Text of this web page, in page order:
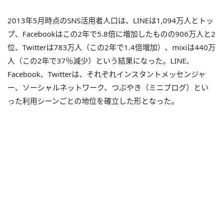
2013年5月時点のSNS活用者人口は、LINEは1,094万人とトッ
プ、Facebookはこの2年で5.8倍に増加したものの906万人と2
位、Twitterは783万人（この2年で1.4倍増加）、mixiは440万
人（この2年で37％減少）という結果になった。LINE、
Facebook、Twitterは、それぞれインスタントメッセンジャ
ー、ソーシャルネットワーク、つぶやき（ミニブログ）とい
った利用シーンごとの地位を確立した形となった。